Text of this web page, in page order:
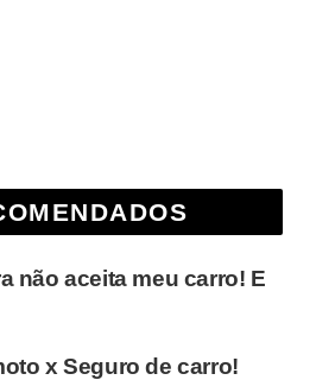
não aceita meu carro! E
x Seguro de carro!